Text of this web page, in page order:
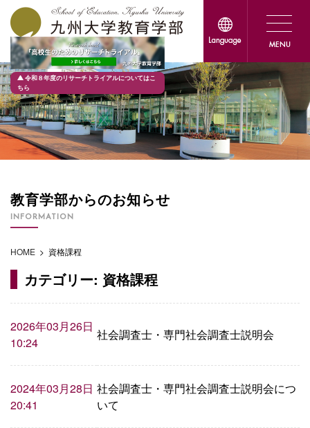
令和８年度のリサーチトライアルについてはこ
ちら
教育学部からのお知らせ
INFORMATION
HOME > 資格課程
カテゴリー: 資格課程
2026年03月26日
10:24
社会調査士・専門社会調査士説明会
2024年03月28日
20:41
社会調査士・専門社会調査士説明会につ
いて